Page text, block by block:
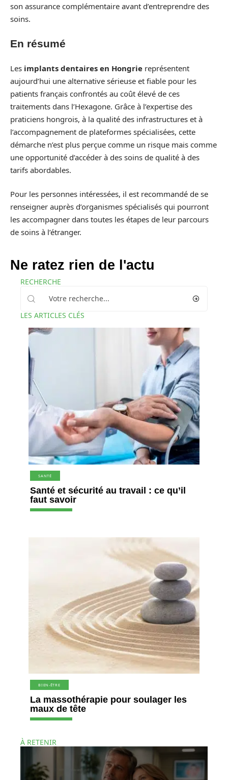
son assurance complémentaire avant d’entreprendre des
soins.
En résumé
Les implants dentaires en Hongrie représentent
aujourd’hui une alternative sérieuse et fiable pour les
patients français confrontés au coût élevé de ces
traitements dans l’Hexagone. Grâce à l’expertise des
praticiens hongrois, à la qualité des infrastructures et à
l’accompagnement de plateformes spécialisées, cette
démarche n’est plus perçue comme un risque mais comme
une opportunité d’accéder à des soins de qualité à des
tarifs abordables.
Pour les personnes intéressées, il est recommandé de se
renseigner auprès d’organismes spécialisés qui pourront
les accompagner dans toutes les étapes de leur parcours
de soins à l’étranger.
Ne ratez rien de l'actu
RECHERCHE
LES ARTICLES CLÉS
SANTÉ
Santé et sécurité au travail : ce qu’il
faut savoir
BIEN-ÊTRE
La massothérapie pour soulager les
maux de tête
À RETENIR